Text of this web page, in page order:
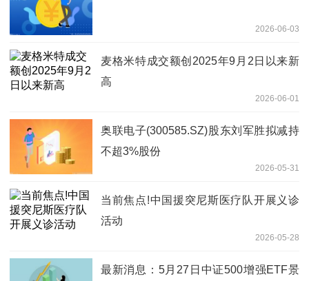
2026-06-03
麦格米特成交额创2025年9月2日以来新
高
2026-06-01
奥联电子(300585.SZ)股东刘军胜拟减持
不超3%股份
2026-05-31
当前焦点!中国援突尼斯医疗队开展义诊
活动
2026-05-28
最新消息：5月27日中证500增强ETF景